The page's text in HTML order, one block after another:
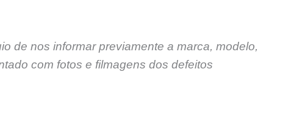
de nos informar previamente a marca, modelo,
com fotos e filmagens dos defeitos